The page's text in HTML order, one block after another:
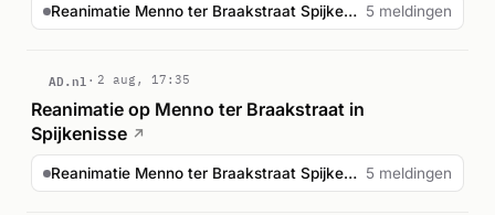
Reanimatie Menno ter Braakstraat Spijkenisse 5 meldingen
AD.nl 2 aug, 17:35
Reanimatie op Menno ter Braakstraat in
Spijkenisse ↗
Reanimatie Menno ter Braakstraat Spijkenisse 5 meldingen